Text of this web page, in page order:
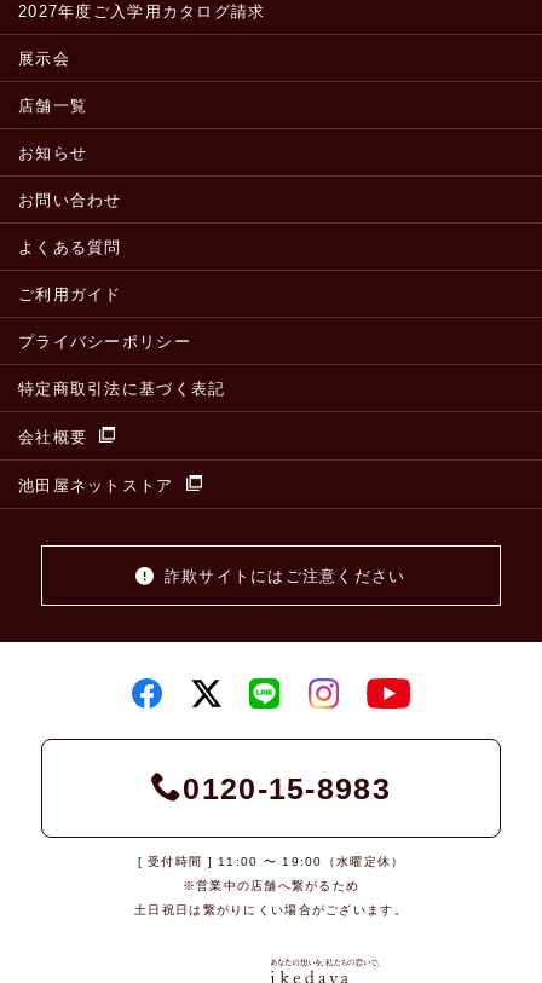
2027年度ご入学用カタログ請求
展示会
店舗一覧
お知らせ
お問い合わせ
よくある質問
ご利用ガイド
プライバシーポリシー
特定商取引法に基づく表記
会社概要
池田屋ネットストア
詐欺サイトにはご注意ください
0120-15-8983
[ 受付時間 ] 11:00 〜 19:00（水曜定休）
※営業中の店舗へ繋がるため
土日祝日は繋がりにくい場合がございます。